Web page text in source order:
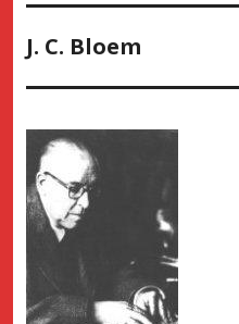
J. C. Bloem